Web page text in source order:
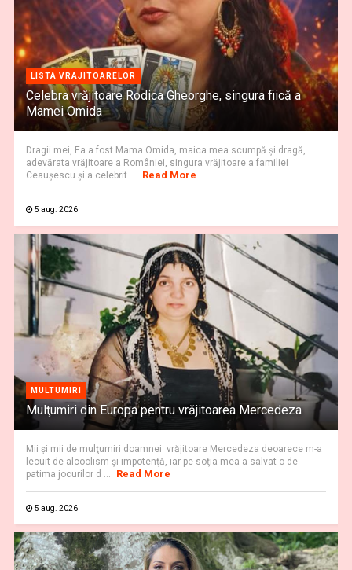
LISTA VRAJITOARELOR
Celebra vrăjitoare Rodica Gheorghe, singura fiică a
Mamei Omida
Dragii mei, Ea a fost Mama Omida, maica mea scumpă și dragă,
adevărata vrăjitoare a României, singura vrăjitoare a familiei
Ceaușescu și a celebrit ...
Read More
5 aug. 2026
MULTUMIRI
Mulţumiri din Europa pentru vrăjitoarea Mercedeza
Mii şi mii de mulţumiri doamnei vrăjitoare Mercedeza deoarece m-a
lecuit de alcoolism şi impotenţă, iar pe soţia mea a salvat-o de
patima jocurilor d ...
Read More
5 aug. 2026